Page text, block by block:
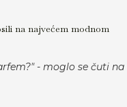
na najvećem modnom
- moglo se čuti na